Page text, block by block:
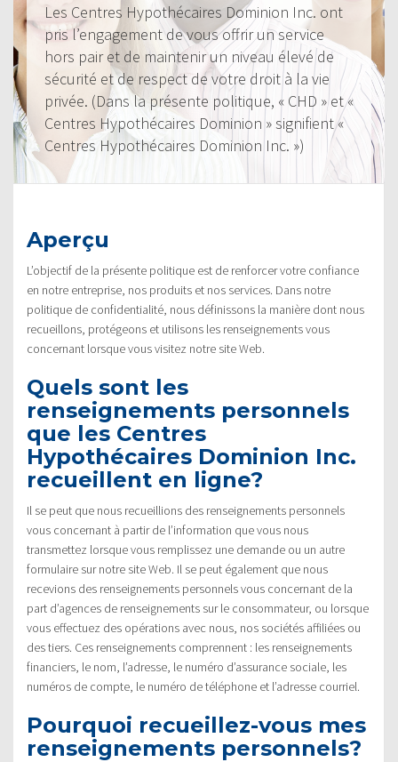
Les Centres Hypothécaires Dominion Inc. ont
pris l’engagement de vous offrir un service
hors pair et de maintenir un niveau élevé de
sécurité et de respect de votre droit à la vie
privée. (Dans la présente politique, « CHD » et «
Centres Hypothécaires Dominion » signifient «
Centres Hypothécaires Dominion Inc. »)
Aperçu
L’objectif de la présente politique est de renforcer votre confiance
en notre entreprise, nos produits et nos services. Dans notre
politique de confidentialité, nous définissons la manière dont nous
recueillons, protégeons et utilisons les renseignements vous
concernant lorsque vous visitez notre site Web.
Quels sont les
renseignements personnels
que les Centres
Hypothécaires Dominion Inc.
recueillent en ligne?
Il se peut que nous recueillions des renseignements personnels
vous concernant à partir de l’information que vous nous
transmettez lorsque vous remplissez une demande ou un autre
formulaire sur notre site Web. Il se peut également que nous
recevions des renseignements personnels vous concernant de la
part d’agences de renseignements sur le consommateur, ou lorsque
vous effectuez des opérations avec nous, nos sociétés affiliées ou
des tiers. Ces renseignements comprennent : les renseignements
financiers, le nom, l’adresse, le numéro d’assurance sociale, les
numéros de compte, le numéro de téléphone et l’adresse courriel.
Pourquoi recueillez-vous mes
renseignements personnels?